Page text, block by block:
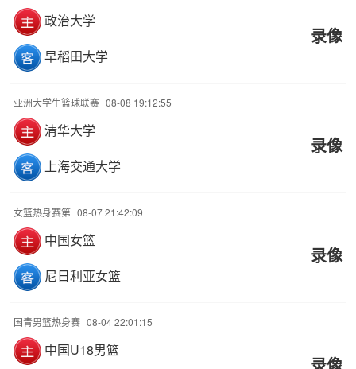
政治大学
早稻田大学
录像
亚洲大学生篮球联赛 08-08 19:12:55
清华大学
上海交通大学
录像
女篮热身赛第 08-07 21:42:09
中国女篮
尼日利亚女篮
录像
国青男篮热身赛 08-04 22:01:15
中国U18男篮